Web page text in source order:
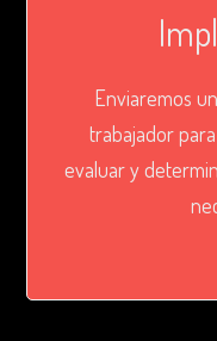
Enviaremos
trabajador
evaluar y